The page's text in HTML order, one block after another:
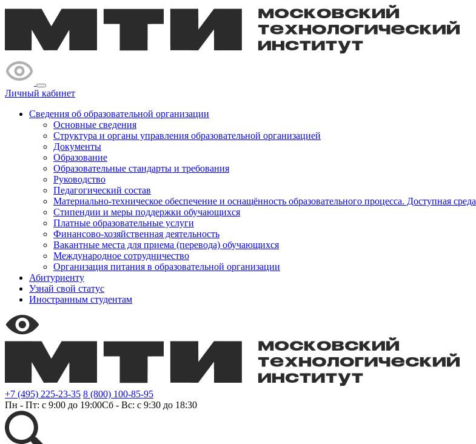
Личный кабинет
Сведения об образовательной организации
Основные сведения
Структура и органы управления образовательной организацией
Документы
Образование
Образовательные стандарты и требования
Руководство
Педагогический состав
Материально-техническое обеспечение и оснащённость образовательного процесса. Доступная среда
Стипендии и меры поддержки обучающихся
Платные образовательные услуги
Финансово-хозяйственная деятельность
Вакантные места для приема (перевода) обучающихся
Международное сотрудничество
Организация питания в образовательной организации
Абитуриенту
Узнай свой статус
Иностранным студентам
+7 (495) 225-23-35 8 (800) 100-85-95
Пн - Пт: с 9:00 до 19:00Сб - Вс: с 9:30 до 18:30